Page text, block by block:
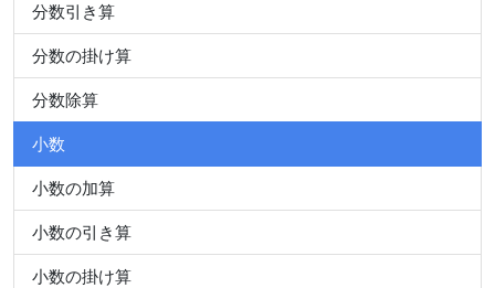
分数引き算
分数の掛け算
分数除算
小数
小数の加算
小数の引き算
小数の掛け算